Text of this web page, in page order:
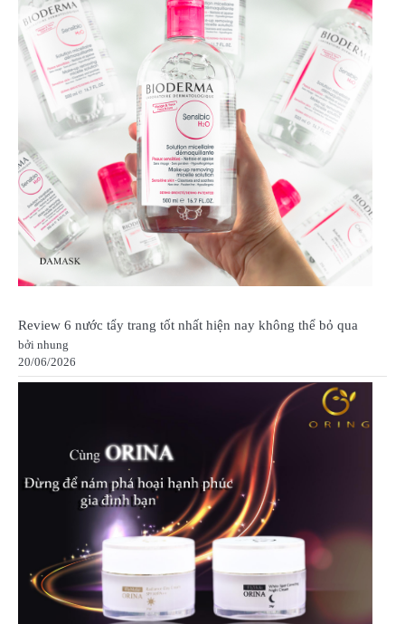
Review 6 nước tẩy trang tốt nhất hiện nay không thể bỏ qua
bởi nhung
20/06/2026